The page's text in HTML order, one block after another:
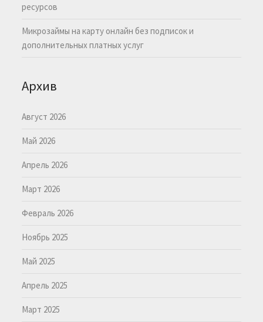
ресурсов
Микрозаймы на карту онлайн без подписок и
дополнительных платных услуг
Архив
Август 2026
Май 2026
Апрель 2026
Март 2026
Февраль 2026
Ноябрь 2025
Май 2025
Апрель 2025
Март 2025